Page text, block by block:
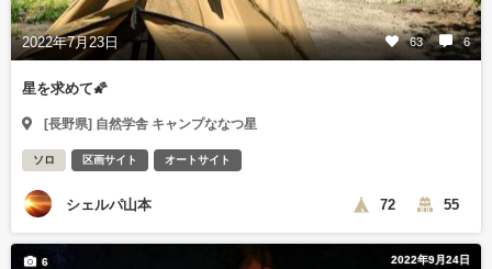
2022年7月23日 63 6
星を求めて🌠
[長野県] 自然学舎 キャンプななつ星
ソロ 区画サイト オートサイト
シェルパ山本 72 55
2022年9月24日
6